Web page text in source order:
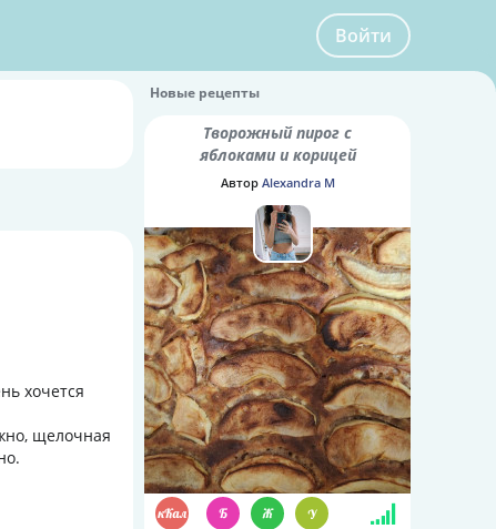
Войти
хочется
щелочная
Новые рецепты
Творожный пирог с
яблоками и корицей
Автор Alexandra M